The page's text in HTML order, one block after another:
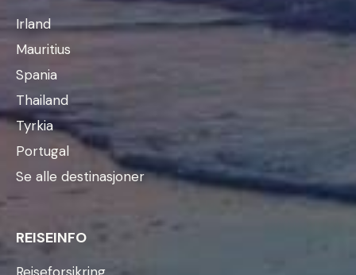
Irland
Mauritius
Spania
Thailand
Tyrkia
Portugal
Se alle destinasjoner
REISEINFO